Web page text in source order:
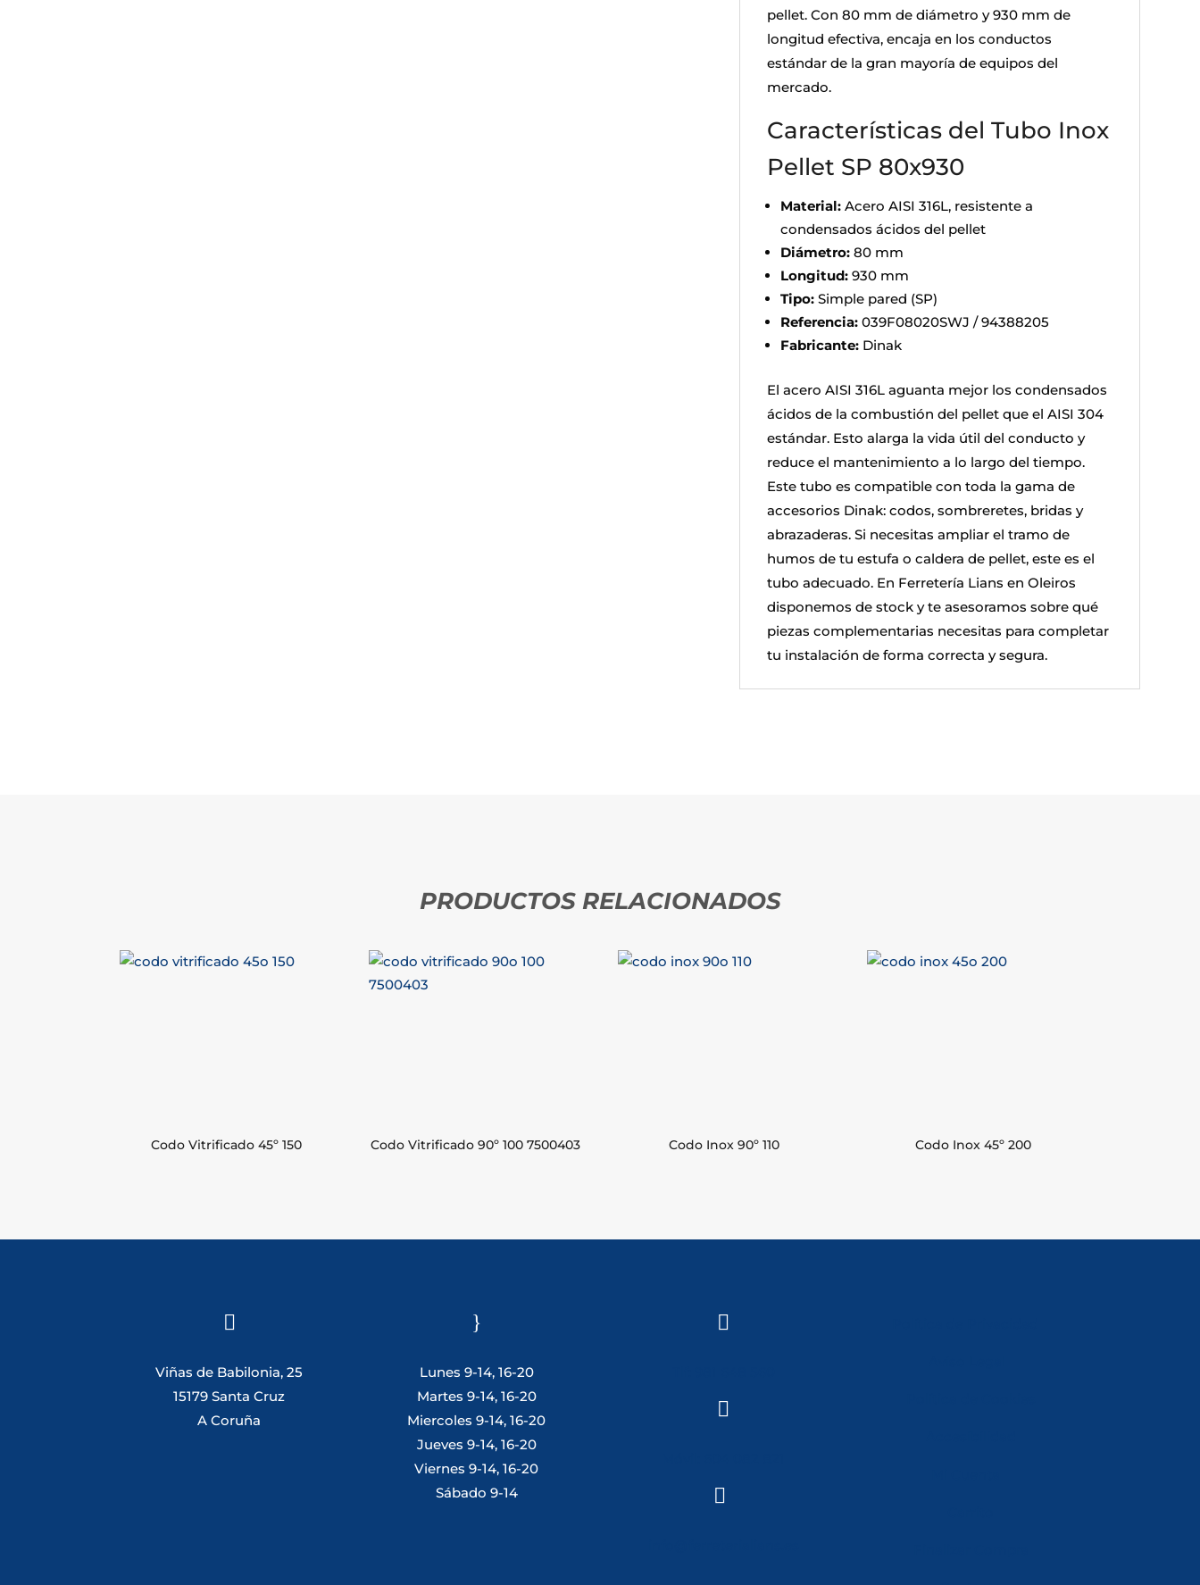
pellet. Con 80 mm de diámetro y 930 mm de
longitud efectiva, encaja en los conductos
estándar de la gran mayoría de equipos del
mercado.
Características del Tubo Inox
Pellet SP 80x930
Material:Acero AISI 316L, resistente a
condensados ácidos del pellet
Diámetro:80 mm
Longitud:930 mm
Tipo:Simple pared (SP)
Referencia:039F08020SWJ / 94388205
Fabricante:Dinak
El acero AISI 316L aguanta mejor los condensados
ácidos de la combustión del pellet que el AISI 304
estándar. Esto alarga la vida útil del conducto y
reduce el mantenimiento a lo largo del tiempo.
Este tubo es compatible con toda la gama de
accesorios Dinak: codos, sombreretes, bridas y
abrazaderas. Si necesitas ampliar el tramo de
humos de tu estufa o caldera de pellet, este es el
tubo adecuado. En Ferretería Lians en Oleiros
disponemos de stock y te asesoramos sobre qué
piezas complementarias necesitas para completar
tu instalación de forma correcta y segura.
PRODUCTOS RELACIONADOS
Codo Vitrificado 45º 150 Codo Vitrificado 90º 100 7500403 Codo Inox 90º 110 Codo Inox 45º 200

Viñas de Babilonia, 25
15179 Santa Cruz
A Coruña
}
Lunes 9-14, 16-20
Martes 9-14, 16-20
Miercoles 9-14, 16-20
Jueves 9-14, 16-20
Viernes 9-14, 16-20
Sábado 9-14


